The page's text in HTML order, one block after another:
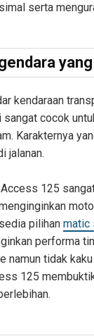
serta
kendaraan
sangat cocok
Karakternya
jalanan.
125
pilihan matic
performa
namun tidak
125